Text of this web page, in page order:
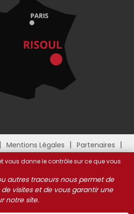
Mentions Légales
Partenaires
des cookies
vous donne le contrôle sur ce que vous
autres traceurs nous permet de
visites et de vous garantir une
notre site.